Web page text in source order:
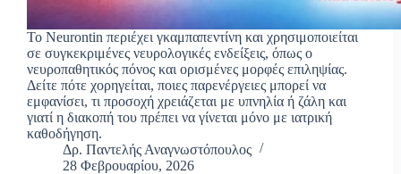
Το Neurontin περιέχει γκαμπαπεντίνη και χρησιμοποιείται
σε συγκεκριμένες νευρολογικές ενδείξεις, όπως ο
νευροπαθητικός πόνος και ορισμένες μορφές επιληψίας.
Δείτε πότε χορηγείται, ποιες παρενέργειες μπορεί να
εμφανίσει, τι προσοχή χρειάζεται με υπνηλία ή ζάλη και
γιατί η διακοπή του πρέπει να γίνεται μόνο με ιατρική
καθοδήγηση.
Δρ. Παντελής Αναγνωστόπουλος
28 Φεβρουαρίου, 2026